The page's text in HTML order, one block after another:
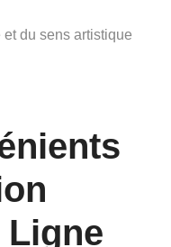
du sens artistique
Ligne